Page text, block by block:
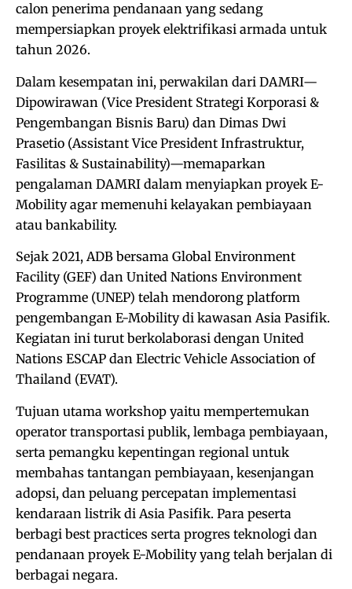
calon penerima pendanaan yang sedang
mempersiapkan proyek elektrifikasi armada untuk
tahun 2026.
Dalam kesempatan ini, perwakilan dari DAMRI—
Dipowirawan (Vice President Strategi Korporasi &
Pengembangan Bisnis Baru) dan Dimas Dwi
Prasetio (Assistant Vice President Infrastruktur,
Fasilitas & Sustainability)—memaparkan
pengalaman DAMRI dalam menyiapkan proyek E-
Mobility agar memenuhi kelayakan pembiayaan
atau bankability.
Sejak 2021, ADB bersama Global Environment
Facility (GEF) dan United Nations Environment
Programme (UNEP) telah mendorong platform
pengembangan E-Mobility di kawasan Asia Pasifik.
Kegiatan ini turut berkolaborasi dengan United
Nations ESCAP dan Electric Vehicle Association of
Thailand (EVAT).
Tujuan utama workshop yaitu mempertemukan
operator transportasi publik, lembaga pembiayaan,
serta pemangku kepentingan regional untuk
membahas tantangan pembiayaan, kesenjangan
adopsi, dan peluang percepatan implementasi
kendaraan listrik di Asia Pasifik. Para peserta
berbagi best practices serta progres teknologi dan
pendanaan proyek E-Mobility yang telah berjalan di
berbagai negara.